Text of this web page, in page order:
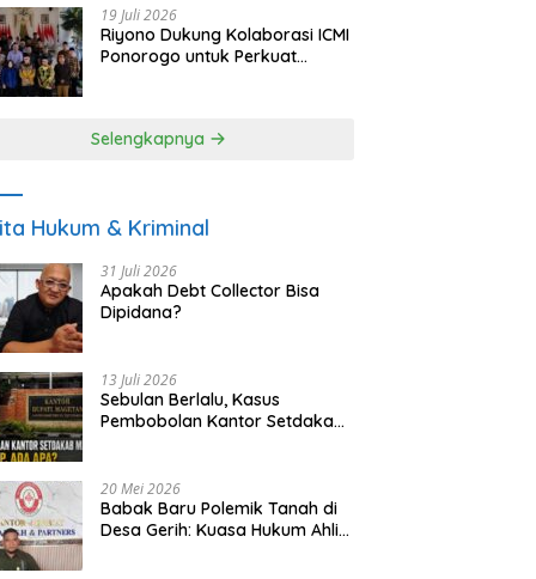
19 Juli 2026
Riyono Dukung Kolaborasi ICMI
Ponorogo untuk Perkuat
Selengkapnya
Hukum & Kriminal
31 Juli 2026
Apakah Debt Collector Bisa
Dipidana?
13 Juli 2026
Sebulan Berlalu, Kasus
Pembobolan Kantor Setdakab
20 Mei 2026
Babak Baru Polemik Tanah di
Desa Gerih: Kuasa Hukum Ahli